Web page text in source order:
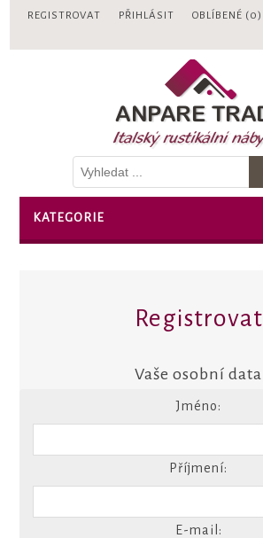
REGISTROVAT PŘIHLÁSIT OBLÍBENÉ (0)
KATEGORIE
Registrovat
Vaše osobní data
Jméno:
Příjmení:
E-mail: